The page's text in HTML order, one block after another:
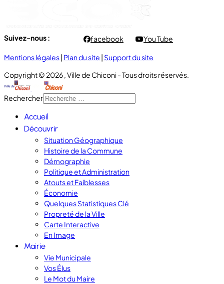
Suivez-nous : facebook You Tube
Mentions légales | Plan du site | Support du site
Copyright © 2026 , Ville de Chiconi - Tous droits réservés.
Rechercher
Accueil
Découvrir
Situation Géographique
Histoire de la Commune
Démographie
Politique et Administration
Atouts et Faiblesses
Économie
Quelques Statistiques Clé
Propreté de la Ville
Carte Interactive
En Image
Mairie
Vie Municipale
Vos Élus
Le Mot du Maire